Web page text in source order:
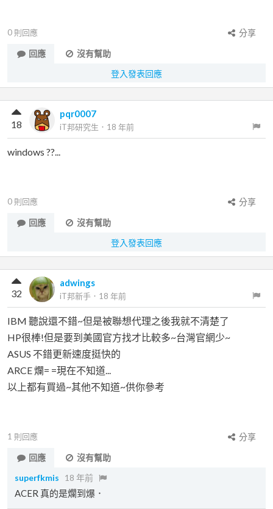
0 則回應
分享
回應
沒有幫助
登入發表回應
pqr0007
iT邦研究生 ． 18 年前
18
windows ??...
0 則回應
分享
回應
沒有幫助
登入發表回應
adwings
iT邦新手 ． 18 年前
32
IBM 聽說還不錯~但是被聯想代理之後我就不清楚了
HP很棒!但是要到美國官方找才比較多~台灣官網少~
ASUS 不錯更新速度挺快的
ARCE 爛= =現在不知道...
以上都有買過~其他不知道~供你參考
1 則回應
分享
回應
沒有幫助
superfkmis
18 年前
ACER 真的是爛到爆．